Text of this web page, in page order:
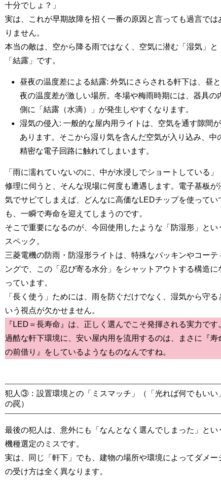
十分でしょ？」
実は、これが早期故障を招く一番の原因と言っても過言では
りません。
本当の敵は、空から降る雨ではなく、空気に潜む「湿気」と
「結露」です。
昼夜の温度差による結露: 外気にさらされる軒下は、昼と
夜の温度差が激しい場所。冬場や梅雨時期には、器具の
側に「結露（水滴）」が発生しやすくなります。
湿気の侵入: 一般的な屋内用ライトは、空気を通す隙間が
あります。そこから湿り気を含んだ空気が入り込み、中
精密な電子回路に触れてしまいます。
「雨に濡れていないのに、中が水浸しでショートしている」
修理に伺うと、そんな現場に何度も遭遇します。電子基板が
気でサビてしまえば、どんなに高価なLEDチップを使ってい
も、一瞬で寿命を迎えてしまうのです。
そこで重要になるのが、今回使用したような「防湿形」とい
スペック。
三菱電機の防雨・防湿形ライトは、特殊なパッキンやコーテ
ングで、この 「忍び寄る水分」
をシャットアウトする構造に
っています。
「長く使う」ためには、雨を防ぐだけでなく、湿気から守る
いう視点が欠かせません。
『LED＝長寿命』は、正しく選んでこそ発揮される実力です
過酷な軒下環境に、安い屋内用を流用するのは、まさに『寿
の前借り』をしているようなものなんですね。
犯人③：設置環境との「ミスマッチ」（「光れば何でもいい
の罠）
最後の犯人は、意外にも
「なんとなく選んでしまった」とい
機種選定のミスです。
実は、同じ「軒下」でも、建物の場所や環境によってダメー
の受け方は全く異なります。